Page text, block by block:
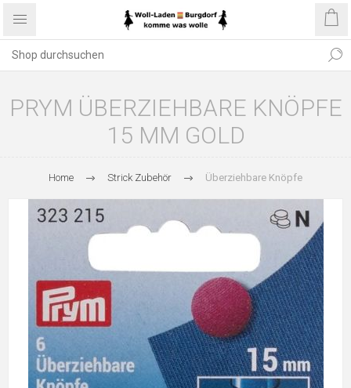
PRYM ÜBERZIEHBARE KNÖPFE
15 MM GOLD
Home Strick Zubehör Überziehbare Knöpfe